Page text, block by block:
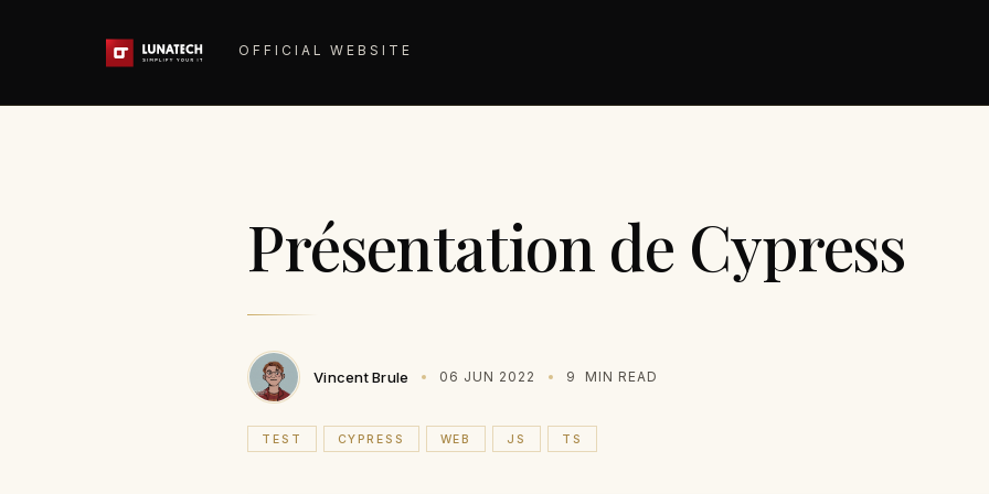
OFFICIAL WEBSITE
Présentation de Cypress
Vincent Brule 06 JUN 2022 9 MIN READ
TEST CYPRESS WEB JS TS